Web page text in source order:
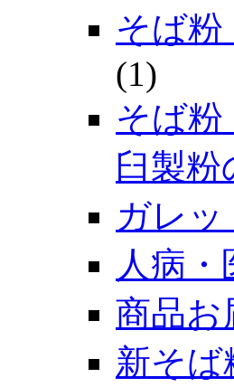
そば
(1)
そば粉
臼製粉
ガレ
人病
商品お
新そば